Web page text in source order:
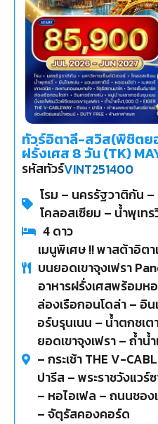
ทัวร์อิตาลี-สวิส(พิชิตย
ฝรั่งเศส 8 วัน (TK)
รหัสทัวร์VINT251400
โรม – นครรัฐวาติกัน –
โคลอสเซียม – น้ำพุเท
เอนปิซ่า – เวนิส – สะพ
นมาร์โก – โบสถ์เซนต์ม
4ดาว
เมนูพิเศษ !! พาสต้าอิต
บนยอดเขาจุงเฟรา
อาหารฝรั่งเศสพร้อมห
ล่องเรือกอนโดล่า – อิน
อร์บรุนเนน – น้ำตกชเ
ยอดเขาจุงเฟรา – ถ้ำน้
– กระเช้า THE V-
ปารีส – พระราชวังแว
– หอไอเฟล – ถนนชอง
– จัตุรัสคองคอร์ด